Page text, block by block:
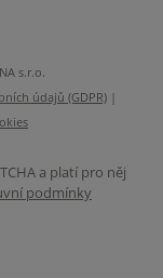
s.r.o.
údajů (GDPR) |
a platí pro něj
podmínky